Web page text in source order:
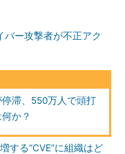
ー攻撃者が不正アク
滞、550万人で頭打
か？
る“CVE”に組織はど